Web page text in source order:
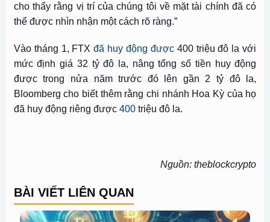
cho thấy rằng vị trí của chúng tôi về mặt tài chính đã có
thể được nhìn nhận một cách rõ ràng.”
Vào tháng 1, FTXđã huy động được400 triệu đô la với
mức định giá 32 tỷ đô la, nâng tổng số tiền huy động
được trong nửa năm trước đó lên gần 2 tỷ đô la,
Bloomberg cho biết thêm rằng chi nhánh Hoa Kỳ của họ
đã huy động riêng được 400triệu đô la.
Nguồn: theblockcrypto
BÀI VIẾT LIÊN QUAN